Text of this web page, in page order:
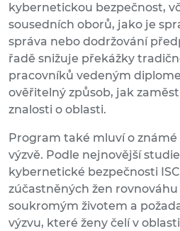
kybernetickou bezpečnost,
sousedních oborů, jako je
správa nebo dodržování
řadě snižuje překážky
pracovníků vedeným
ověřitelný způsob, jak
znalosti o oblasti.
Program také mluví o
výzvě. Podle nejnovější
kybernetické bezpečnosti
zúčastněných žen
soukromým životem a
výzvu, které ženy čelí v